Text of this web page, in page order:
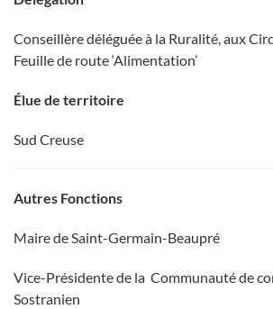
Conseillère déléguée à la Ruralité, aux
Feuille de route ‘Alimentation’
Élue de territoire
Sud Creuse
Autres Fonctions
Maire de Saint-Germain-Beaupré
Vice-Présidente de la Communauté de
Sostranien